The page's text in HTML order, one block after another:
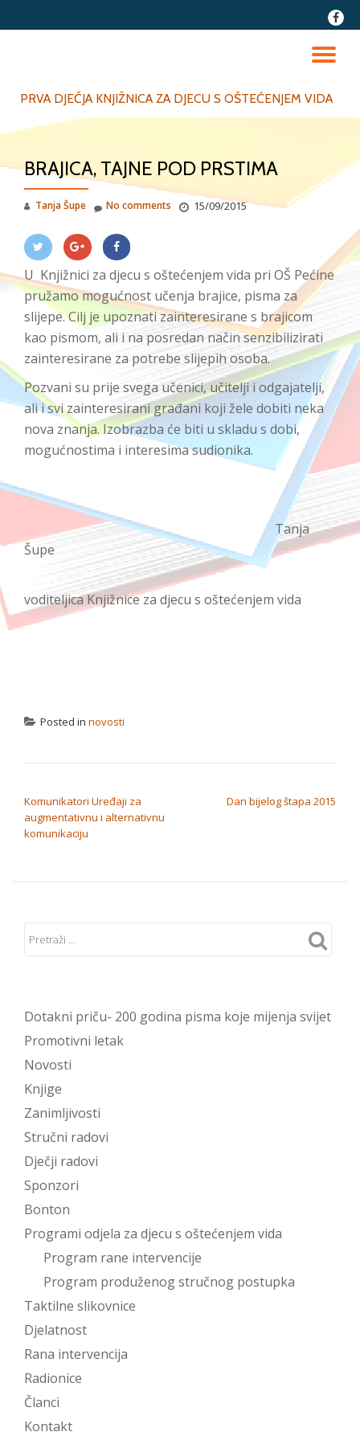
fa-
PRVA DJEČJA KNJIŽNICA ZA DJECU S OŠTEĆENJEM VIDA
BRAJICA, TAJNE POD PRSTIMA
Tanja Šupe 15/09/2015
No comments
U Knjižnici za djecu s oštećenjem vida pri OŠ Pećine
pružamo mogućnost učenja brajice, pisma za
slijepe. Cilj je upoznati zainteresirane s brajicom
kao pismom, ali i na posredan način senzibilizirati
zainteresirane za potrebe slijepih osoba.
Pozvani su prije svega učenici, učitelji i odgajatelji,
ali i svi zainteresirani građani koji žele dobiti neka
nova znanja. Izobrazba će biti u skladu s dobi,
mogućnostima i interesima sudionika.
Tanja
Šupe
voditeljica Knjižnice za djecu s oštećenjem vida
Posted in novosti
Komunikatori Uređaji za
augmentativnu i alternativnu
komunikaciju
Dan bijelog štapa 2015
Dotakni priču- 200 godina pisma koje mijenja svijet
Promotivni letak
Novosti
Knjige
Zanimljivosti
Stručni radovi
Dječji radovi
Sponzori
Bonton
Programi odjela za djecu s oštećenjem vida
Program rane intervencije
Program produženog stručnog postupka
Taktilne slikovnice
Djelatnost
Rana intervencija
Radionice
Članci
Kontakt